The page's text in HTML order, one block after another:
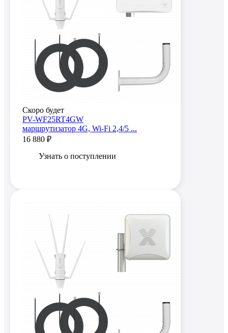
Скоро будет
PV-WF25RT4GW
маршрутизатор 4G, Wi-Fi 2,4/5 ...
16 880 ₽
Узнать о поступлении